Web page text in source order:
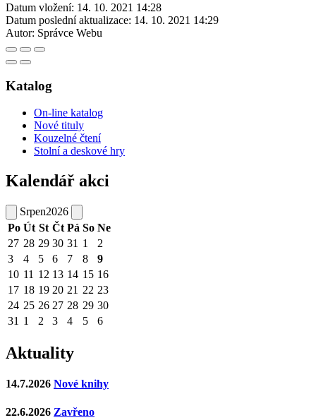
Datum vložení: 14. 10. 2021 14:28
Datum poslední aktualizace: 14. 10. 2021 14:29
Autor: Správce Webu
Katalog
On-line katalog
Nové tituly
Kouzelné čtení
Stolní a deskové hry
Kalendář akci
Srpen2026
Po Út St Čt Pá So Ne
27 28 29 30 31 1
2
3
4 5 6 7 8
9
10 11 12 13 14 15 16
17 18 19 20 21 22 23
24 25 26 27 28 29 30
31 1 2 3 4 5 6
Aktuality
14.7.2026 Nové knihy
22.6.2026 Zavřeno